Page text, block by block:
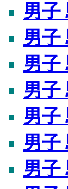
男子
男子
男子
男子
男子
男子
男子